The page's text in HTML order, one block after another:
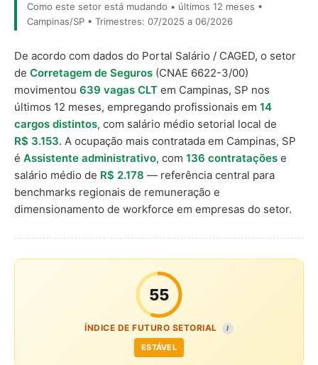
Como este setor está mudando • últimos 12 meses •
Campinas/SP • Trimestres: 07/2025 a 06/2026
De acordo com dados do Portal Salário / CAGED, o setor
de Corretagem de Seguros (CNAE 6622-3/00)
movimentou 639 vagas CLT em Campinas, SP nos
últimos 12 meses, empregando profissionais em 14
cargos distintos, com salário médio setorial local de
R$ 3.153. A ocupação mais contratada em Campinas, SP
é Assistente administrativo, com 136 contratações e
salário médio de R$ 2.178 — referência central para
benchmarks regionais de remuneração e
dimensionamento de workforce em empresas do setor.
55
ÍNDICE DE FUTURO SETORIAL I
ESTÁVEL